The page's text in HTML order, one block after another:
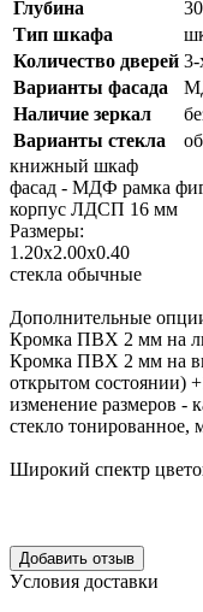
Глубина
Тип шкафа
Количество дверей 3-
Варианты фасада
Наличие зеркал
Варианты стекла
книжный шкаф
фасад - МДФ рамка
корпус ЛДСП 16 мм
Размеры:
1.20х2.00х0.40
стекла обычные
Дополнительные
Кромка ПВХ 2 мм на
Кромка ПВХ 2 мм на
открытом состоянии)
изменение размеров -
стекло тонированное,
Широкий спектр
Уcловия доcтавки